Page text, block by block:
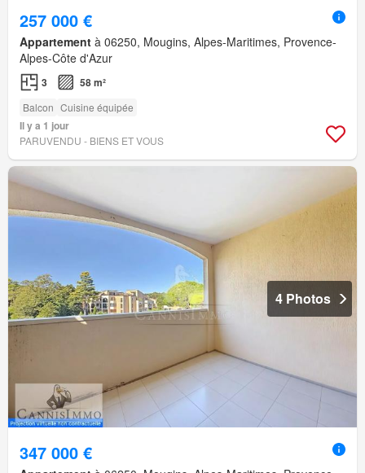
257 000 €
Appartement à 06250, Mougins, Alpes-Maritimes, Provence-
Alpes-Côte d'Azur
3 58 m²
Balcon Cuisine équipée
Il y a 1 jour
PARUVENDU - BIENS ET VOUS
4 Photos
347 000 €